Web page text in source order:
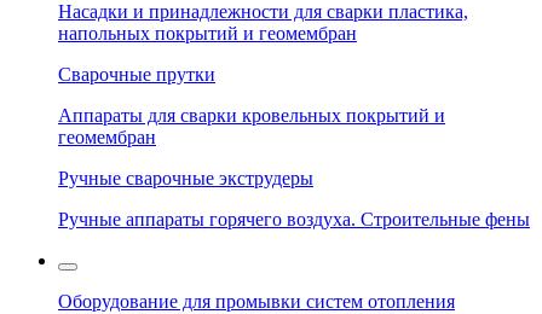
Насадки и принадлежности для сварки пластика,
напольных покрытий и геомембран
Сварочные прутки
Аппараты для сварки кровельных покрытий и
геомембран
Ручные сварочные экструдеры
Ручные аппараты горячего воздуха. Строительные фены
Оборудование для промывки систем отопления